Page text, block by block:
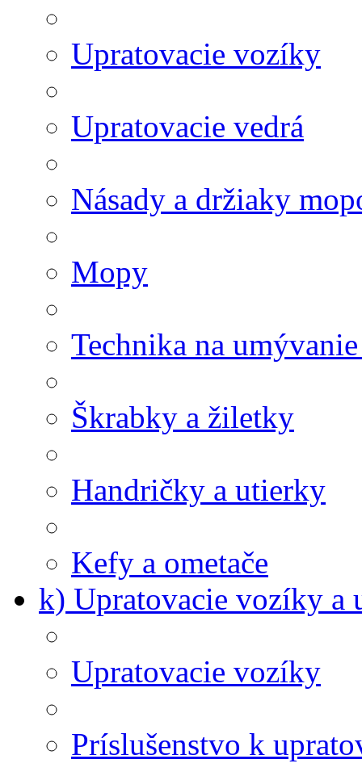
Upratovacie vozíky
Upratovacie vedrá
Násady a držiaky
Mopy
Technika na
Škrabky a žiletky
Handričky a utierky
Kefy a ometače
k) Upratovacie vozíky a
Upratovacie vozíky
Príslušenstvo k